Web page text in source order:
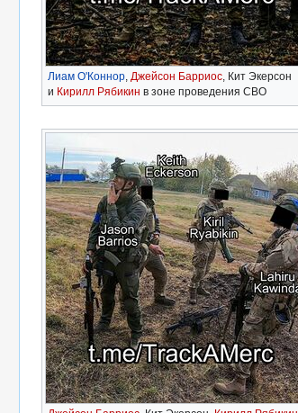
Лиам О'Коннор Джейсон Барриос , Кит Экерсон
и Кирилл Рябикин в зоне проведения СВО